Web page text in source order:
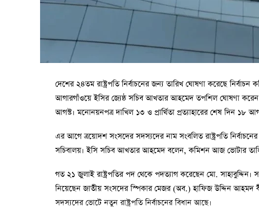
দেশের ২৪তম রাষ্ট্রপতি নির্বাচনের জন্য তারিখ ঘোষণা করেছে
আগারগাঁওয়ে ইসির জ্যেষ্ঠ সচিব আখতার আহমেদ তপশিল ঘোষণা
আগস্ট। মনোনয়নপত্র দাখিল ১৩ ও প্রার্থিতা প্রত্যাহারের শেষ দিন ১৮
এর আগে ত্রয়োদশ সংসদের সদস্যদের নাম সংবলিত রাষ্ট্রপতি
সচিবালয়। ইসি সচিব আখতার আহমেদ বলেন, কমিশন আজ ভোটার
গত ২১ জুলাই রাষ্ট্রপতির পদ থেকে পদত্যাগ করেছেন মো. সাহাবুদ্দিন।
নিয়েছেন জাতীয় সংসদের স্পিকার মেজর (অব.) হাফিজ উদ্দিন আহমদ
সদস্যদের ভোটে নতুন রাষ্ট্রপতি নির্বাচনের বিধান আছে।